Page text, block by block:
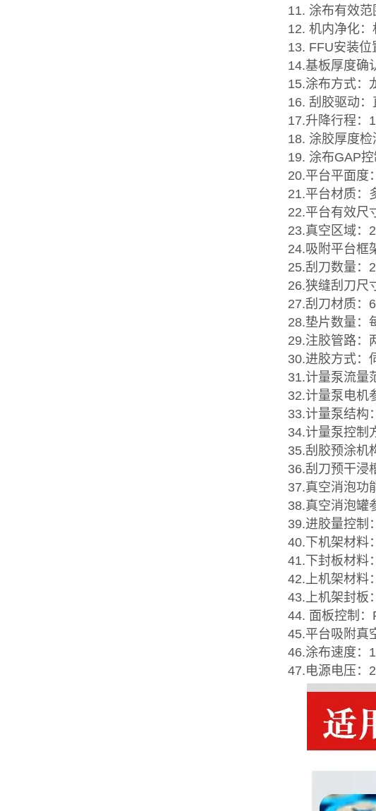
11. 涂布有效范
12. 机内净化：
13. FFU安装位
14.基板厚度确
15.涂布方式：
16. 刮胶驱动
17.升降行程：
18. 涂胶厚度检
19. 涂布GAP
20.平台平面度
21.平台材质：
22.平台有效尺
23.真空区域：
24.吸附平台框
25.刮刀数量：
26.狭缝刮刀尺
27.刮刀材质：
28.垫片数量：
29.注胶管路：
30.进胶方式：
31.计量泵流量
32.计量泵电机
33.计量泵结构
34.计量泵控制
35.刮胶预涂机
36.刮刀预干浸
37.真空消泡功
38.真空消泡罐
39.进胶量控制
40.下机架材料
41.下封板材料
42.上机架材料
43.上机架封板
44. 面板控制：
45.平台吸附真
46.涂布速度：
47.电源电压：